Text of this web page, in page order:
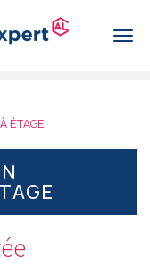
ÉTAGE